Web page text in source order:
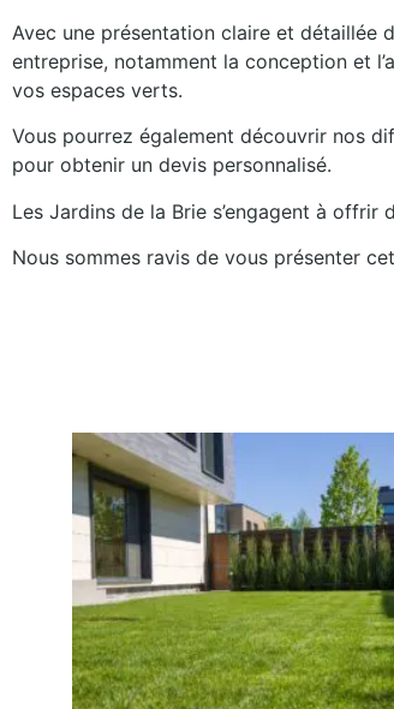
Avec une présentation claire et détaillée
entreprise, notamment la conception et
vos espaces verts.
Vous pourrez également découvrir nos
pour obtenir un devis personnalisé.
Les Jardins de la Brie s’engagent à
Nous sommes ravis de vous présenter